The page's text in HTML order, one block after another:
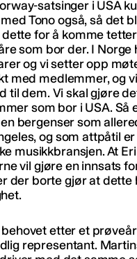
satsinger i USA
Tono også, så det
for å komme
som bor der. I Norge
og vi setter opp
med medlemmer, og
til dem. Vi skal gjøre
som bor i USA. Så
bergenser som
og som attpåtil
musikkbransjen. At
vil gjøre en innsats
der borte gjør at dette
etter et
representant.